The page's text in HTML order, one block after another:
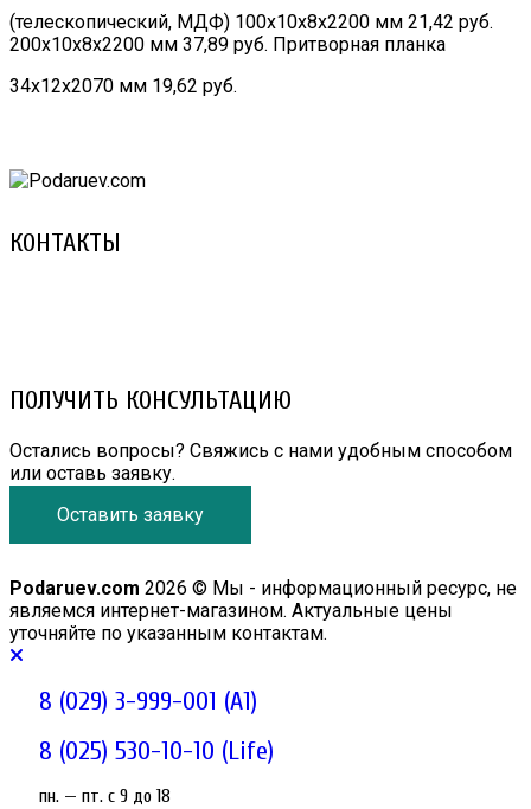
(телескопический, МДФ) 100х10х8х2200 мм 21,42 руб.
200х10х8х2200 мм 37,89 руб. Притворная планка
34х12х2070 мм 19,62 руб.
КОНТАКТЫ
ПОЛУЧИТЬ КОНСУЛЬТАЦИЮ
Остались вопросы? Свяжись с нами удобным способом
или оставь заявку.
Оставить заявку
Podaruev.com 2026 © Мы - информационный ресурс, не
являемся интернет-магазином. Актуальные цены
уточняйте по указанным контактам.
8 (029) 3-999-001 (A1)
8 (025) 530-10-10 (Life)
пн. — пт. c 9 до 18